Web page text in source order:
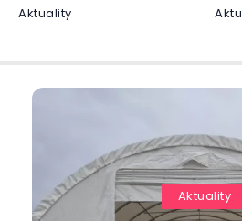
Aktuality
Aktuality